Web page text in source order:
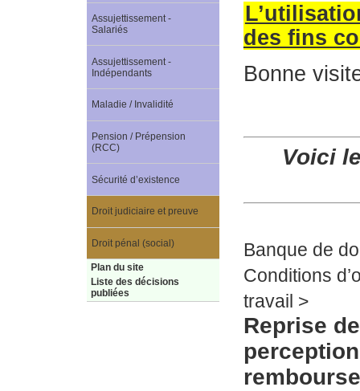
des fins
Bonne
Voici
Banque de
Conditions
travail >
Reprise
Assujettissement -
Salariés
Assujettissement -
Indépendants
Maladie / Invalidité
Pension / Prépension
(RCC)
Sécurité d’existence
Droit judiciaire et preuve
Droit pénal (social)
Plan du site
Liste des décisions
publiées